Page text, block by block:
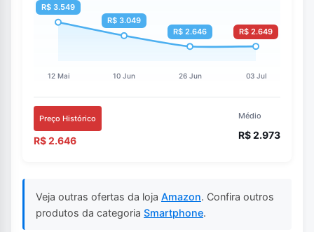
Preço Histórico
R$ 2.646
Médio
R$ 2.973
Veja outras ofertas da loja Amazon. Confira outros
produtos da categoria Smartphone.